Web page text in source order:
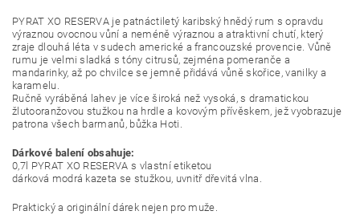
PYRAT XO RESERVA je patnáctiletý karibský hnědý rum s opravdu
výraznou ovocnou vůní a neméně výraznou a atraktivní chutí, který
zraje dlouhá léta v sudech americké a francouzské provencie. Vůně
rumu je velmi sladká s tóny citrusů, zejména pomeranče a
mandarinky, až po chvilce se jemně přidává vůně skořice, vanilky a
karamelu.
Ručně vyráběná lahev je více široká než vysoká, s dramatickou
žlutooranžovou stužkou na hrdle a kovovým přívěskem, jež vyobrazuje
patrona všech barmanů, bůžka Hoti.
Dárkové balení obsahuje:
0,7l PYRAT XO RESERVA s vlastní etiketou
dárková modrá kazeta se stužkou, uvnitř dřevitá vlna.
Praktický a originální dárek nejen pro muže.